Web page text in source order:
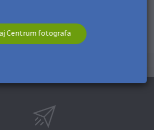
Centrum fotografa